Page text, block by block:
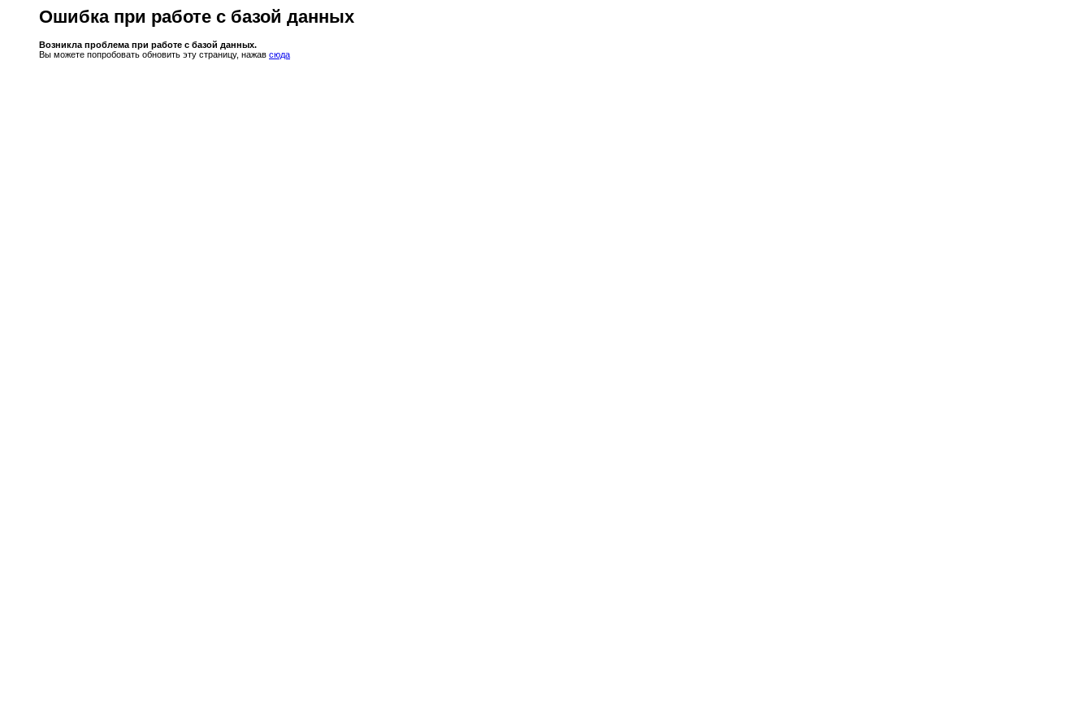
Ошибка при работе с базой данных
Возникла проблема при работе с базой данных.
Вы можете попробовать обновить эту страницу, нажав сюда